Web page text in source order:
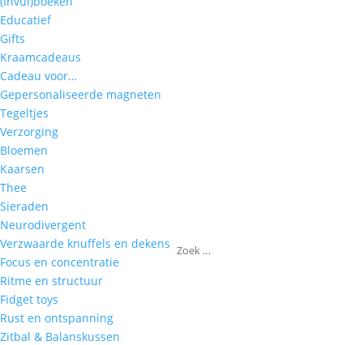
Educatief
Gifts
Kraamcadeaus
Cadeau voor…
Gepersonaliseerde magneten
Tegeltjes
Verzorging
Bloemen
Kaarsen
Thee
Sieraden
Neurodivergent
Verzwaarde knuffels en dekens
Focus en concentratie
Ritme en structuur
Fidget toys
Rust en ontspanning
Zitbal & Balanskussen